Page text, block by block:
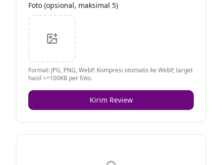
Foto (opsional, maksimal 5)
Format: JPG, PNG, WebP. Kompresi otomatis ke WebP, target
hasil <=100KB per foto.
Kirim Review